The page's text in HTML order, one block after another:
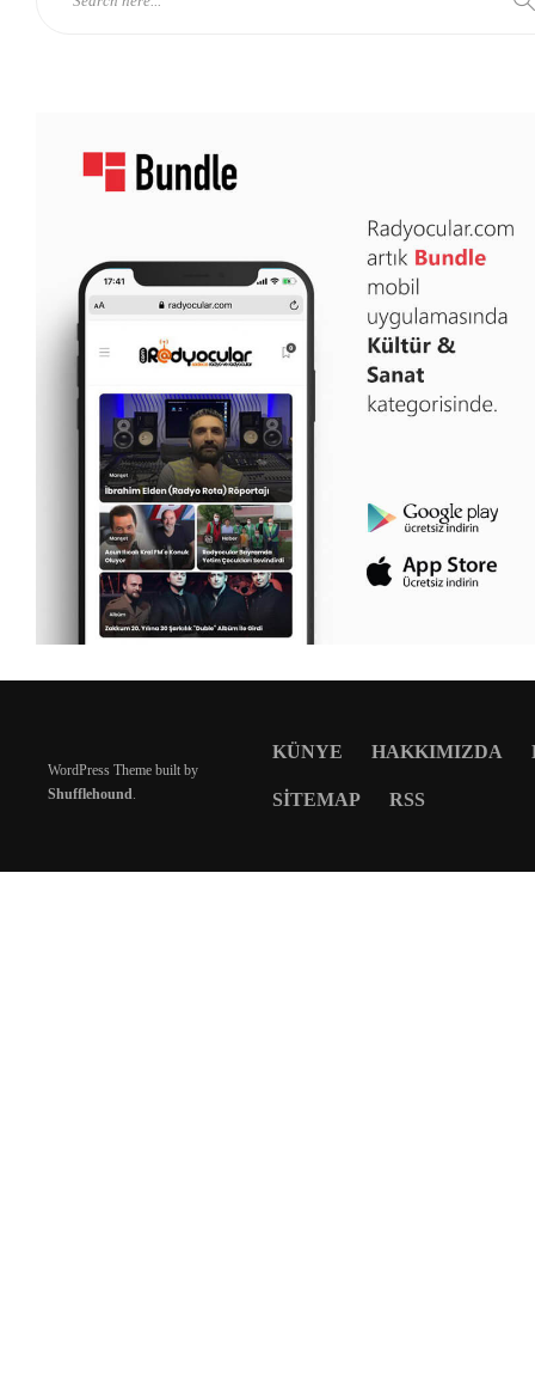
WordPress Theme built by
Shufflehound
KÜNYE HAKKIMIZDA
SITEMAP RSS